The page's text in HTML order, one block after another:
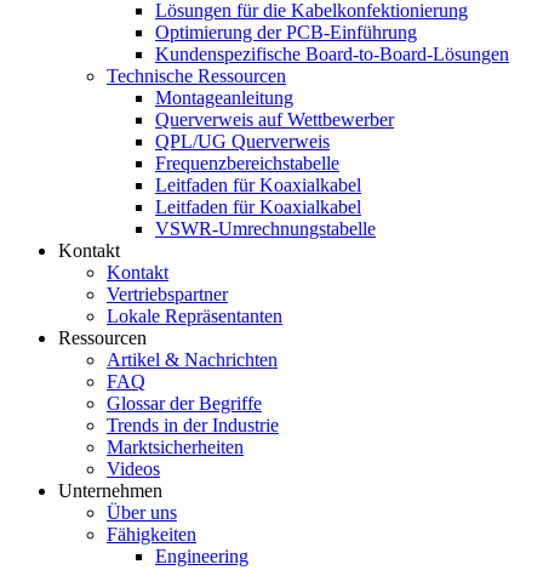
Lösungen für die Kabelkonfektionierung
Optimierung der PCB-Einführung
Kundenspezifische Board-to-Board-Lösungen
Technische Ressourcen
Montageanleitung
Querverweis auf Wettbewerber
QPL/UG Querverweis
Frequenzbereichstabelle
Leitfaden für Koaxialkabel
Leitfaden für Koaxialkabel
VSWR-Umrechnungstabelle
Kontakt
Kontakt
Vertriebspartner
Lokale Repräsentanten
Ressourcen
Artikel & Nachrichten
FAQ
Glossar der Begriffe
Trends in der Industrie
Marktsicherheiten
Videos
Unternehmen
Über uns
Fähigkeiten
Engineering